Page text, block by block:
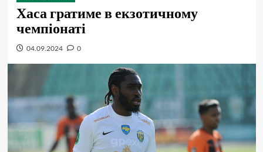
Хаса гратиме в екзотичному
чемпіонаті
04.09.2024 0